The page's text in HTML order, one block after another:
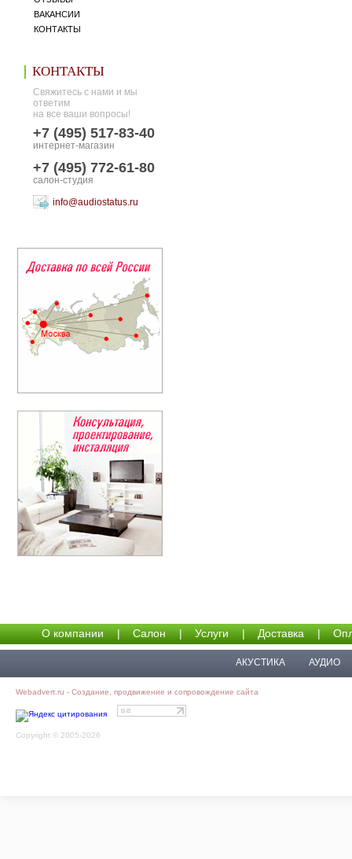
ВАКАНСИИ
КОНТАКТЫ
КОНТАКТЫ
Свяжитесь с нами и мы
ответим
на все ваши вопросы!
+7 (495) 517-83-40
интернет-магазин
+7 (495) 772-61-80
салон-студия
info@audiostatus.ru
О компании | Салон | Услуги | Доставка |
АКУСТИКА АУДИО
Webadvert.ru - Создание, продвижение и сопровождение сайта
Copyright © 2005-2026